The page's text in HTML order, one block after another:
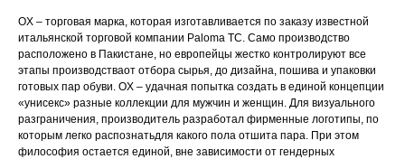
OX – торговая марка, которая изготавливается по заказу известной
итальянской торговой компании Paloma TC. Само производство
расположено в Пакистане, но европейцы жестко контролируют все
этапы производстваот отбора сырья, до дизайна, пошива и упаковки
готовых пар обуви. OX – удачная попытка создать в единой концепции
«унисекс» разные коллекции для мужчин и женщин. Для визуального
разграничения, производитель разработал фирменные логотипы, по
которым легко распознатьдля какого пола отшита пара. При этом
философия остается единой, вне зависимости от гендерных